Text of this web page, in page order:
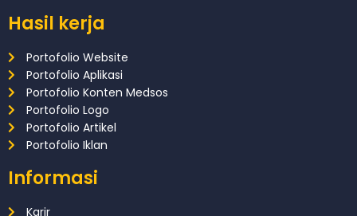
Hasil kerja
Portofolio Website
Portofolio Aplikasi
Portofolio Konten Medsos
Portofolio Logo
Portofolio Artikel
Portofolio Iklan
Informasi
Karir